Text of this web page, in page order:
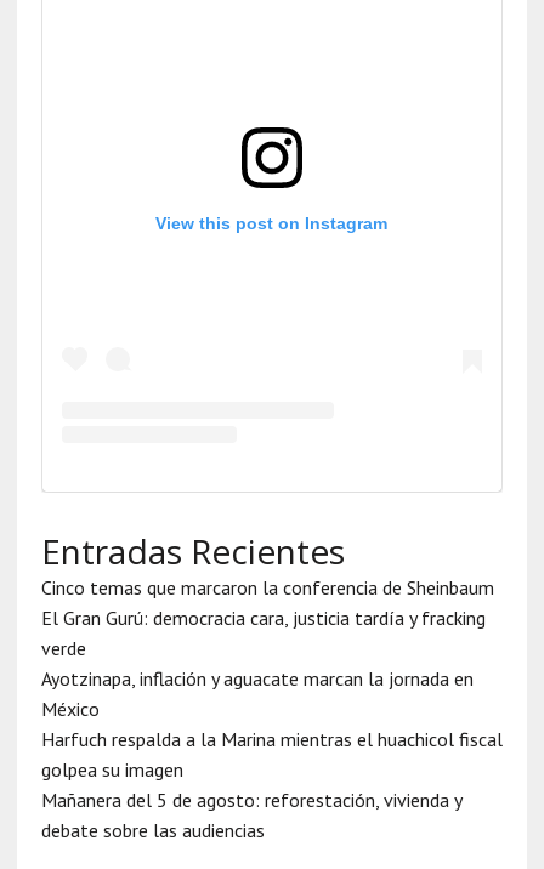
View this post on Instagram
Entradas Recientes
Cinco temas que marcaron la conferencia de Sheinbaum
El Gran Gurú: democracia cara, justicia tardía y fracking
verde
Ayotzinapa, inflación y aguacate marcan la jornada en
México
Harfuch respalda a la Marina mientras el huachicol fiscal
golpea su imagen
Mañanera del 5 de agosto: reforestación, vivienda y
debate sobre las audiencias